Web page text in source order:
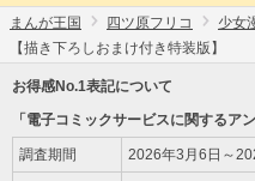
まんが王国 四ツ原フリコ 少女
【描き下ろしおまけ付き特装版】
お得感No.1表記について
「電子コミックサービスに関するア
調査期間 2026年3月6日～